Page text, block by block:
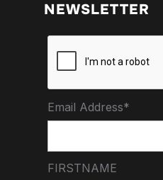
NEWSLETTER
Email Address*
FIRSTNAME